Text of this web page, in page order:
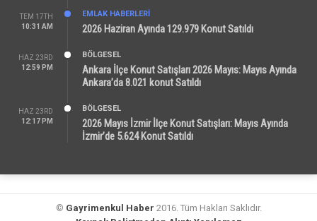
TEM 17TH
10:31 AM
EMLAK HABERLERI
2026 Haziran Ayında 129.979 Konut Satıldı
HAZ 23RD
12:59 PM
BÖLGESEL
Ankara İlçe Konut Satışları 2026 Mayıs: Mayıs Ayında
Ankara’da 8.021 konut Satıldı
HAZ 23RD
12:17 PM
BÖLGESEL
2026 Mayıs İzmir İlçe Konut Satışları: Mayıs Ayında
İzmir’de 5.624 Konut Satıldı
© Gayrimenkul Haber 2016. Tüm Hakları Saklıdır.